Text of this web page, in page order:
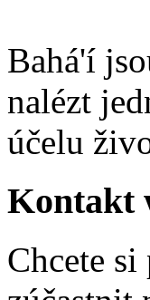
Bahá'í
nalézt
účelu
Kontakt
Chcete si